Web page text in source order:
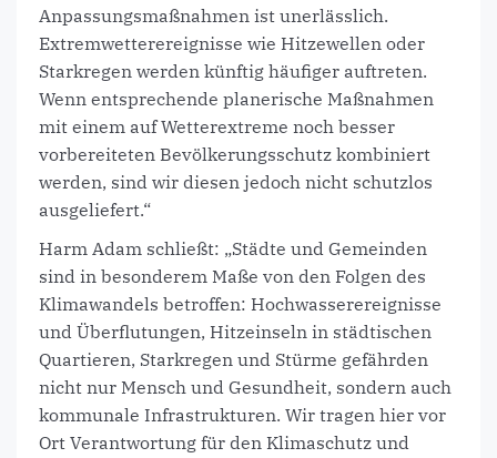
Anpassungsmaßnahmen ist unerlässlich.
Extremwetterereignisse wie Hitzewellen oder
Starkregen werden künftig häufiger auftreten.
Wenn entsprechende planerische Maßnahmen
mit einem auf Wetterextreme noch besser
vorbereiteten Bevölkerungsschutz kombiniert
werden, sind wir diesen jedoch nicht schutzlos
ausgeliefert.“
Harm Adam schließt: „Städte und Gemeinden
sind in besonderem Maße von den Folgen des
Klimawandels betroffen: Hochwasserereignisse
und Überflutungen, Hitzeinseln in städtischen
Quartieren, Starkregen und Stürme gefährden
nicht nur Mensch und Gesundheit, sondern auch
kommunale Infrastrukturen. Wir tragen hier vor
Ort Verantwortung für den Klimaschutz und